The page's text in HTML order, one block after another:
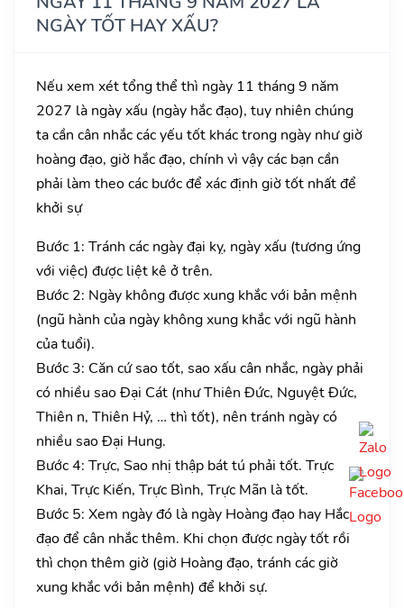
NGÀY TỐT HAY XẤU?
Nếu xem xét tổng thể thì ngày 11 tháng 9 năm
2027 là ngày xấu (ngày hắc đạo), tuy nhiên chúng
ta cần cân nhắc các yếu tốt khác trong ngày như giờ
hoàng đạo, giờ hắc đạo, chính vì vậy các bạn cần
phải làm theo các bước để xác định giờ tốt nhất để
khởi sự
Bước 1: Tránh các ngày đại kỵ, ngày xấu (tương ứng
với việc) được liệt kê ở trên.
Bước 2: Ngày không được xung khắc với bản mệnh
(ngũ hành của ngày không xung khắc với ngũ hành
của tuổi).
Bước 3: Căn cứ sao tốt, sao xấu cân nhắc, ngày phải
có nhiều sao Đại Cát (như Thiên Đức, Nguyệt Đức,
Thiên n, Thiên Hỷ, … thì tốt), nên tránh ngày có
nhiều sao Đại Hung.
Bước 4: Trực, Sao nhị thập bát tú phải tốt. Trực
Khai, Trực Kiến, Trực Bình, Trực Mãn là tốt.
Bước 5: Xem ngày đó là ngày Hoàng đạo hay Hắc
đạo để cân nhắc thêm. Khi chọn được ngày tốt rồi
thì chọn thêm giờ (giờ Hoàng đạo, tránh các giờ
xung khắc với bản mệnh) để khởi sự.